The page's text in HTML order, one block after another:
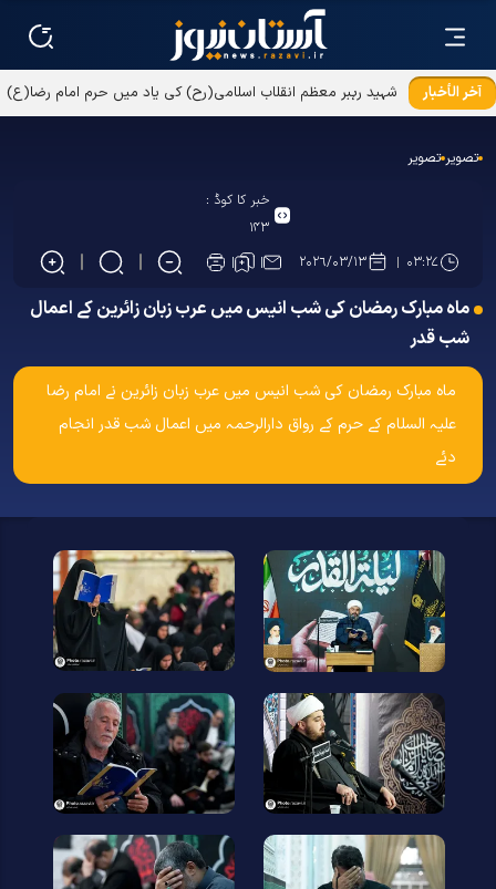
آخر الأخبار
شہید رہبر معظم انقلاب اسلامی(رح) کی یاد میں حرم امام رضا(ع)
میں تقریب کا انعقاد
تصویر تصویر
خبر کا کوڈ :
۱۴۳
۰۳:۲۷
۲۰۲۶/۰۳/۱۳
ماہ مبارک رمضان کی شب انیس میں عرب زبان زائرین کے اعمال
شب قدر
ماہ مبارک رمضان کی شب انیس میں عرب زبان زائرین نے امام رضا
علیہ السلام کے حرم کے رواق دارالرحمہ میں اعمال شب قدر انجام
دئے